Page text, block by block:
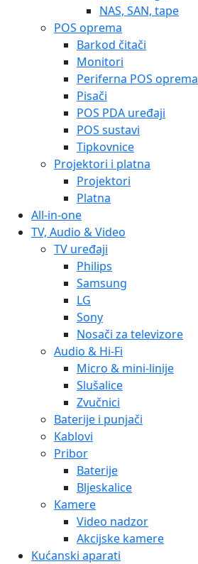
NAS, SAN, tape
POS oprema
Barkod čitači
Monitori
Periferna POS oprema
Pisači
POS PDA uređaji
POS sustavi
Tipkovnice
Projektori i platna
Projektori
Platna
All-in-one
TV, Audio & Video
TV uređaji
Philips
Samsung
LG
Sony
Nosači za televizore
Audio & Hi-Fi
Micro & mini-linije
Slušalice
Zvučnici
Baterije i punjači
Kablovi
Pribor
Baterije
Bljeskalice
Kamere
Video nadzor
Akcijske kamere
Kućanski aparati